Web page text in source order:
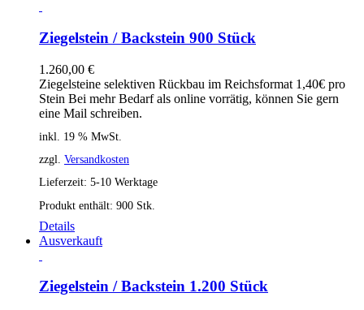
Ziegelstein / Backstein 900 Stück
1.260,00 €
Ziegelsteine selektiven Rückbau im Reichsformat 1,40€ pro
Stein Bei mehr Bedarf als online vorrätig, können Sie gern
eine Mail schreiben.
inkl. 19 % MwSt.
zzgl. Versandkosten
Lieferzeit: 5-10 Werktage
Produkt enthält: 900 Stk.
Details
Ausverkauft
Ziegelstein / Backstein 1.200 Stück